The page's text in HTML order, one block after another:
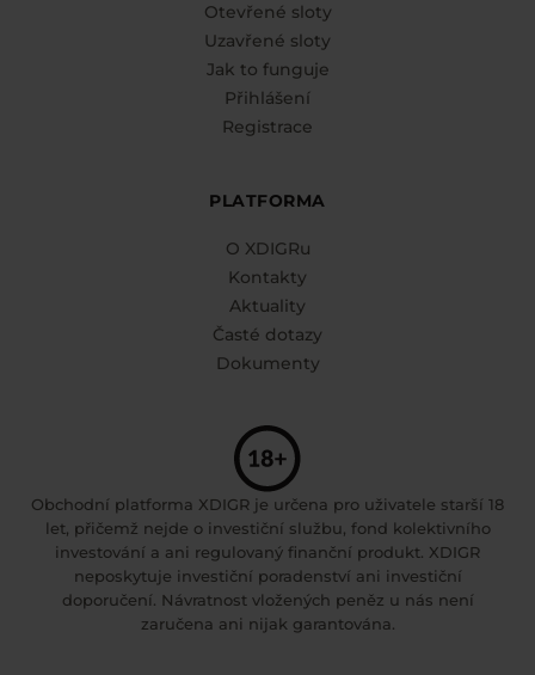
Otevřené sloty
Uzavřené sloty
Jak to funguje
Přihlášení
Registrace
PLATFORMA
O XDIGRu
Kontakty
Aktuality
Časté dotazy
Dokumenty
Obchodní platforma XDIGR je určena pro uživatele starší 18
let, přičemž nejde o investiční službu, fond kolektivního
investování a ani regulovaný finanční produkt. XDIGR
neposkytuje investiční poradenství ani investiční
doporučení. Návratnost vložených peněz u nás není
zaručena ani nijak garantována.